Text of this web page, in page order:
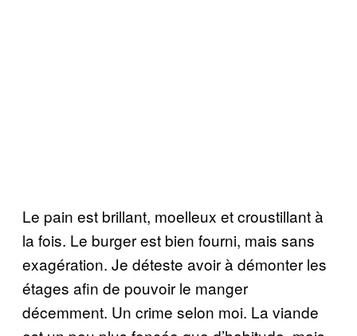
Le pain est brillant, moelleux et croustillant à
la fois. Le burger est bien fourni, mais sans
exagération. Je déteste avoir à démonter les
étages afin de pouvoir le manger
décemment. Un crime selon moi. La viande